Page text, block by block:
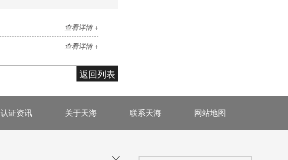
查看详情 +
查看详情 +
返回列表
认证资讯 关于天海 联系天海 网站地图